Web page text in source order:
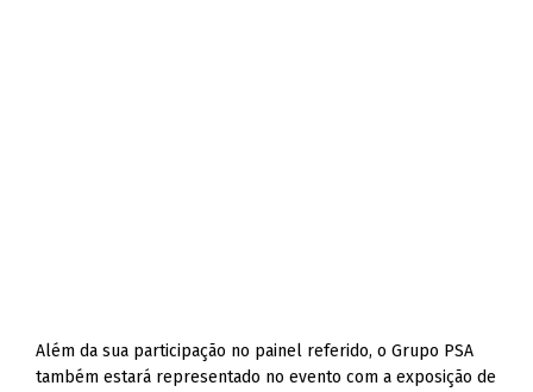
Além da sua participação no painel referido, o Grupo PSA
também estará representado no evento com a exposição de